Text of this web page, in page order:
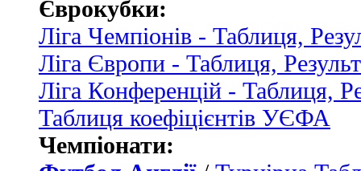
Єврокубки:
Ліга Чемпіонів - Таблиця,
Ліга Європи - Таблиця,
Ліга Конференцій - Таблиця,
Таблиця коефіцієнтів УЄФА
Чемпіонати: